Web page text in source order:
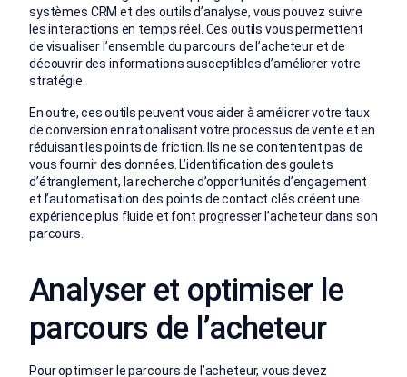
systèmes CRM et des outils d’analyse, vous pouvez suivre
les interactions en temps réel. Ces outils vous permettent
de visualiser l’ensemble du parcours de l’acheteur et de
découvrir des informations susceptibles d’améliorer votre
stratégie.
En outre, ces outils peuvent vous aider à améliorer votre taux
de conversion en rationalisant votre processus de vente et en
réduisant les points de friction. Ils ne se contentent pas de
vous fournir des données. L’identification des goulets
d’étranglement, la recherche d’opportunités d’engagement
et l’automatisation des points de contact clés créent une
expérience plus fluide et font progresser l’acheteur dans son
parcours.
Analyser et optimiser le
parcours de l’acheteur
Pour optimiser le parcours de l’acheteur, vous devez